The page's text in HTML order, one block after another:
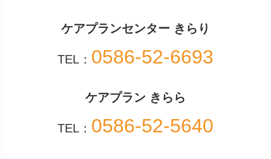
ケアプランセンター きらり
TEL： 0586-52-6693
ケアプラン きらら
TEL： 0586-52-5640